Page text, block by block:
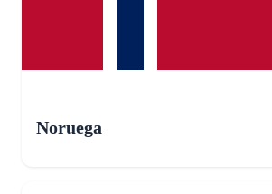
Noruega